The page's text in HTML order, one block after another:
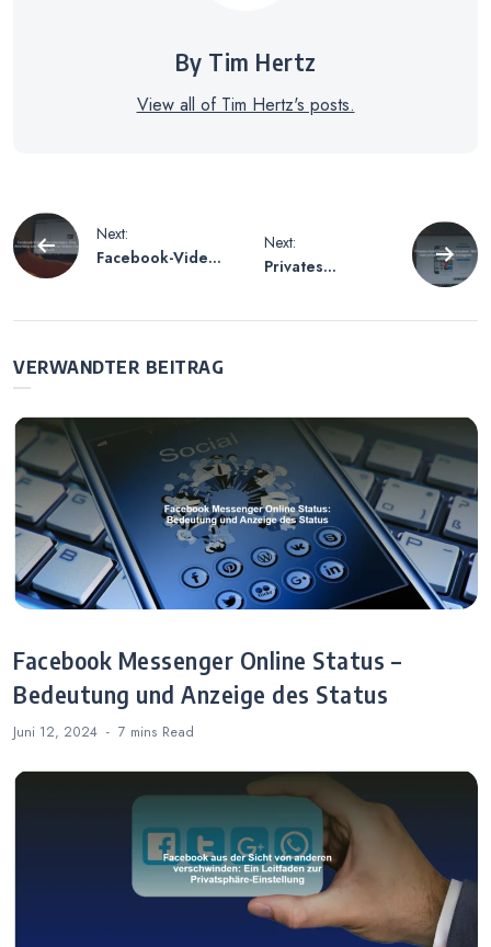
By Tim Hertz
View all of Tim Hertz's posts.
Beitragsnavigation
Next:
Facebook-Videos
Facebook
Next:
Privates
VERWANDTER BEITRAG
Facebook Messenger Online Status –
Bedeutung und Anzeige des Status
Juni 12, 2024 7 mins Read